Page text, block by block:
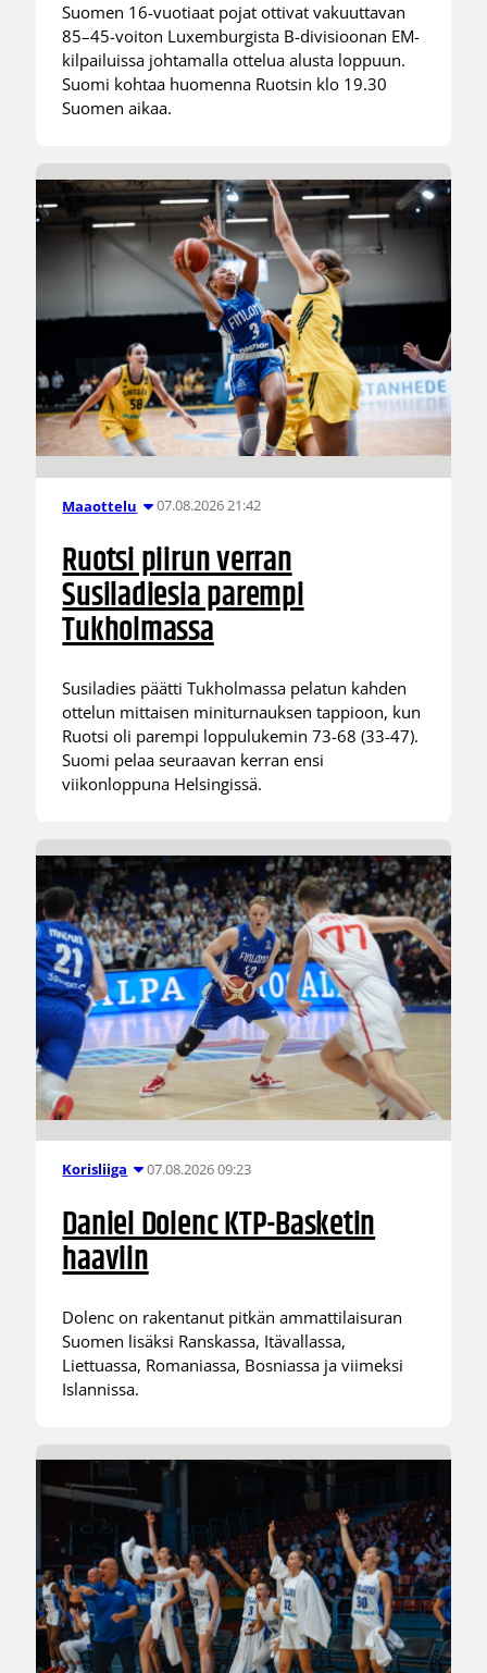
Suomen 16-vuotiaat pojat ottivat vakuuttavan
85–45-voiton Luxemburgista B-divisioonan EM-
kilpailuissa johtamalla ottelua alusta loppuun.
Suomi kohtaa huomenna Ruotsin klo 19.30
Suomen aikaa.
Maaottelu 07.08.2026 21:42
Ruotsi piirun verran
Susiladiesia parempi
Tukholmassa
Susiladies päätti Tukholmassa pelatun kahden
ottelun mittaisen miniturnauksen tappioon, kun
Ruotsi oli parempi loppulukemin 73-68 (33-47).
Suomi pelaa seuraavan kerran ensi
viikonloppuna Helsingissä.
Korisliiga 07.08.2026 09:23
Daniel Dolenc KTP-Basketin
haaviin
Dolenc on rakentanut pitkän ammattilaisuran
Suomen lisäksi Ranskassa, Itävallassa,
Liettuassa, Romaniassa, Bosniassa ja viimeksi
Islannissa.